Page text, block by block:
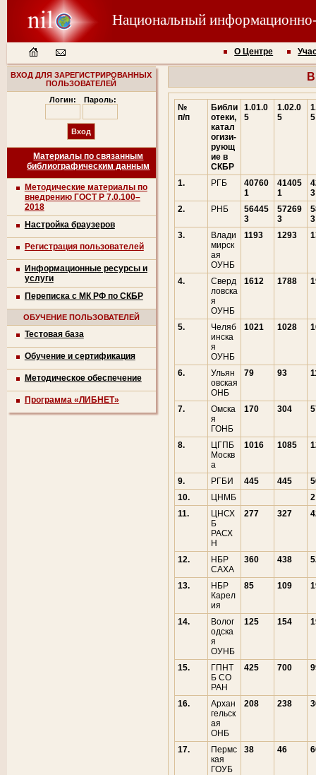
Национальный
О Центре
ВХОД ДЛЯ ЗАРЕГИСТРИРОВАННЫХ
ПОЛЬЗОВАТЕЛЕЙ
Логин:
Пароль:
Материалы по связанным
библиографическим данным
Методические материалы по
внедрению ГОСТ Р 7.0.100–
2018
Настройка браузеров
Регистрация пользователей
Информационные ресурсы и
услуги
Переписка с МК РФ по СКБР
ОБУЧЕНИЕ ПОЛЬЗОВАТЕЛЕЙ
Тестовая база
Обучение и сертификация
Методическое обеспечение
Программа «ЛИБНЕТ»
№
п/п
Библи
отеки,
катал
огизи-
рующ
ие в
СКБР
1.01.0
5
1.02.0
5
5
1. РГБ
40760
1
41405
1
3
2.
РНБ
56445
3
57269
3
3
3.
Влади
мирск
ая
ОУНБ
1193 1293
4.
Сверд
ловска
я
ОУНБ
1612 1788
5.
Челяб
инска
я
ОУНБ
1021 1028
6.
Ульян
овская
ОНБ
79 93
7.
Омска
я
ГОНБ
170 304
8.
ЦГПБ
Москв
а
1016 1085
9. РГБИ 445 445
10.
ЦНМБ
2
11.
ЦНСХ
Б
РАСХ
Н
277 327
12.
НБР
САХА
360 438
13.
НБР
Карел
ия
85 109
14.
Волог
одска
я
ОУНБ
125 154
15.
ГПНТ
Б СО
РАН
425 700
16.
Архан
гельск
ая
ОНБ
208 238
17.
Пермс
кая
ГОУБ
38 46